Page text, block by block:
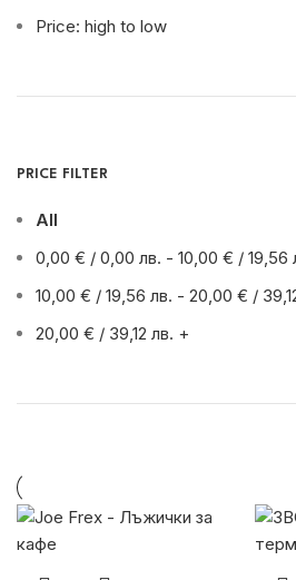
Price: high to low
PRICE FILTER
All
0,00 € / 0,00 лв. - 10,00 € / 19,56
10,00 € / 19,56 лв. - 20,00 € /
20,00 € / 39,12 лв. +